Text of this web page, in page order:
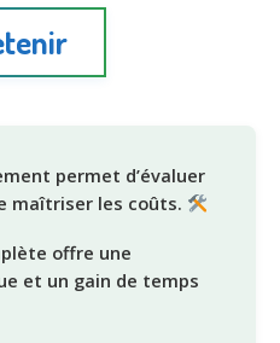
permet d’évaluer
maîtriser les coûts.
offre une
et un gain de temps